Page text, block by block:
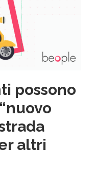
possono
altri